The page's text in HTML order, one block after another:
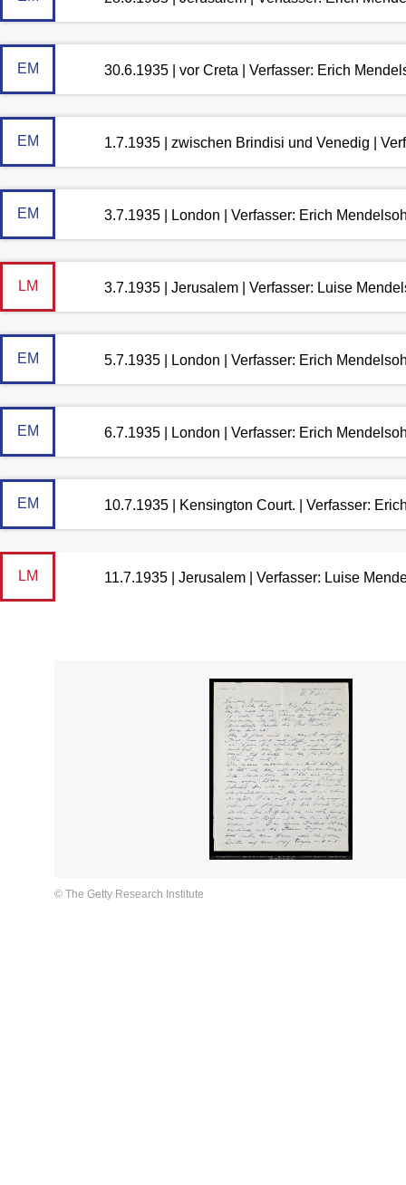
EM 30.6.1935 | vor Creta | Verfasser: Erich
EM 1.7.1935 | zwischen Brindisi und Venedig |
EM 3.7.1935 | London | Verfasser: Erich
LM 3.7.1935 | Jerusalem | Verfasser: Luise
EM 5.7.1935 | London | Verfasser: Erich
EM 6.7.1935 | London | Verfasser: Erich
EM 10.7.1935 | Kensington Court. | Verfasser:
LM 11.7.1935 | Jerusalem | Verfasser: Luise
© The Getty Research Institute